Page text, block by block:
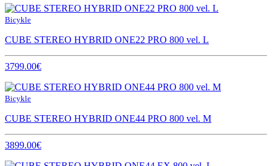
Bicykle
CUBE STEREO HYBRID ONE22 PRO 800 vel. L
3799.00€
Bicykle
CUBE STEREO HYBRID ONE44 PRO 800 vel. M
3899.00€